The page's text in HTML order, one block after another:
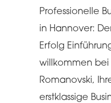
Professionelle
in Hannover:
Erfolg
willkommen bei
Romanovski,
erstklassige